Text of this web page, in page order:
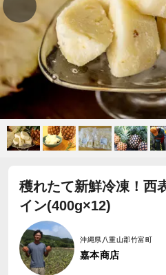
穫れたて新鮮冷凍！西
イン(400g×12)
沖縄県八重山郡竹富町
嘉本商店